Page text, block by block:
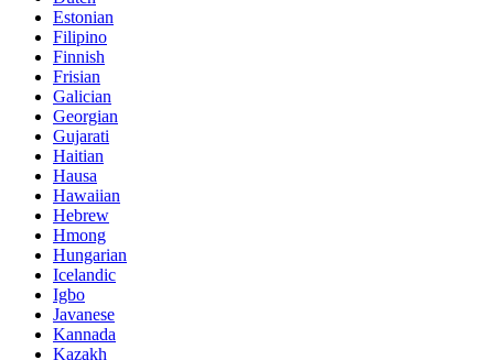
Estonian
Filipino
Finnish
Frisian
Galician
Georgian
Gujarati
Haitian
Hausa
Hawaiian
Hebrew
Hmong
Hungarian
Icelandic
Igbo
Javanese
Kannada
Kazakh